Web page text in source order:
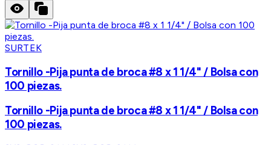
SURTEK
Tornillo -Pija punta de broca #8 x 1 1/4" / Bolsa con
100 piezas.
Tornillo -Pija punta de broca #8 x 1 1/4" / Bolsa con
100 piezas.